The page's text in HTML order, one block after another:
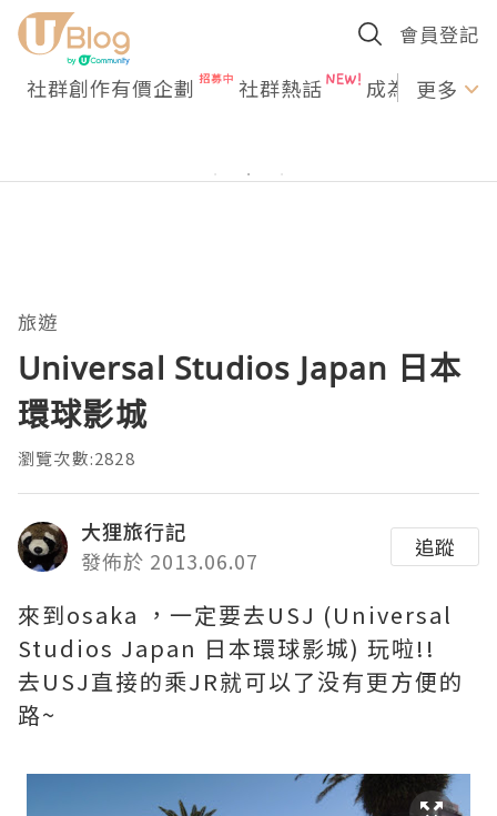
會員登記
社群創作有價企劃 社群熱話 成為U更多
旅遊
Universal Studios Japan 日本
環球影城
瀏覽次數:2828
大狸旅行記
發佈於 2013.06.07
追蹤
來到osaka ，一定要去USJ (Universal
Studios Japan 日本環球影城) 玩啦!!
去USJ直接的乘JR就可以了没有更方便的
路~